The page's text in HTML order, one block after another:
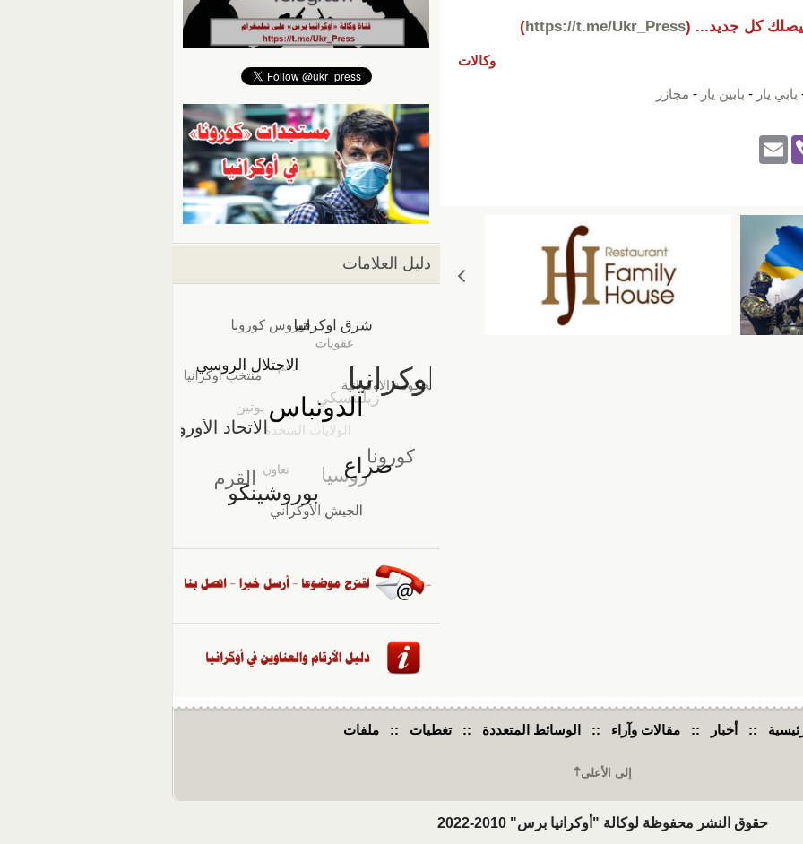
كل جديد... (
https://t.me/Ukr_Press
)
وكالات
بابي يار - بابين يار - مجازر
Vi
دليل العلامات
:: أخبار :: مقالات وآراء :: الوسائط المتعددة :: تغطيات :: ملفات
إلى الأعلى
حقوق النشر محفوظة لوكالة "أوكرانيا برس" 2010-2022